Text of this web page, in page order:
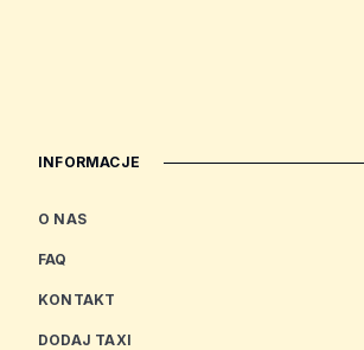
INFORMACJE
O NAS
FAQ
KONTAKT
DODAJ TAXI